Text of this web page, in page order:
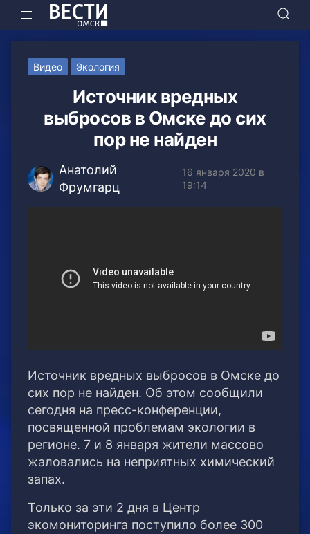
Видео Экология
Источник вредных
выбросов в Омске до сих
пор не найден
Анатолий
Фрумгарц
16 января 2020 в
19:14
Источник вредных выбросов в Омске до
сих пор не найден. Об этом сообщили
сегодня на пресс-конференции,
посвященной проблемам экологии в
регионе. 7 и 8 января жители массово
жаловались на неприятных химический
запах.
Только за эти 2 дня в Центр
экомониторинга поступило более 300